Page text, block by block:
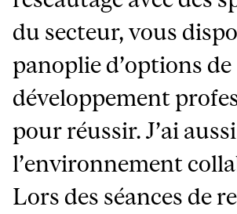
du secteur, vous
panoplie d’options de
développement
pour réussir. J’ai
l’environnement
Lors des séances de